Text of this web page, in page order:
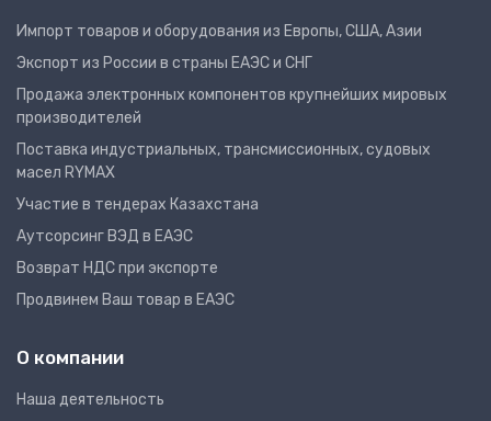
Импорт товаров и оборудования из Европы, США, Азии
Экспорт из России в страны ЕАЭС и СНГ
Продажа электронных компонентов крупнейших мировых
производителей
Поставка индустриальных, трансмиссионных, судовых
масел RYMAX
Участие в тендерах Казахстана
Аутсорсинг ВЭД в ЕАЭС
Возврат НДС при экспорте
Продвинем Ваш товар в ЕАЭС
О компании
Наша деятельность